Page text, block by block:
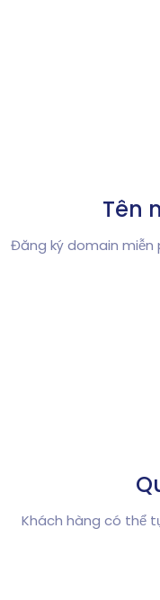
Tên
Đăng ký domain
Khách hàng có thể